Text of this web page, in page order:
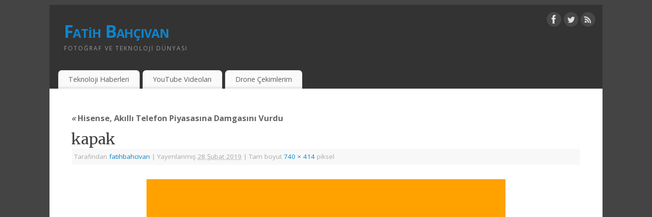
Fatih Bahçıvan
FOTOĞRAF VE TEKNOLOJI DÜNYASI
Teknoloji Haberleri YouTube Videoları Drone Çekimlerim
«Hisense, Akıllı Telefon Piyasasına Damgasını Vurdu
kapak
Tarafından fatihbahcivan | Yayımlanmış 28 Şubat 2019 | Tam boyut 740 × 414 piksel